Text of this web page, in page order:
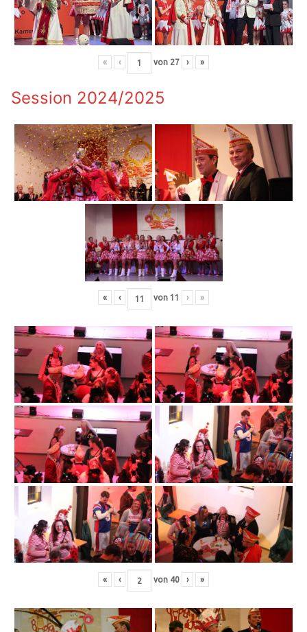
« ‹ von 27 › »
Session 2024/2025
« ‹ von 11 › »
« ‹ von 40 › »